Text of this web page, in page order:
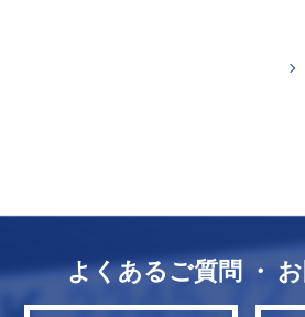
よくあるご質問 ・